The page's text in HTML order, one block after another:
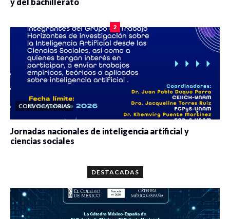
2
CONVOCATORIAS
Jornadas nacionales de inteligencia artificial y
ciencias sociales
DESTACADAS